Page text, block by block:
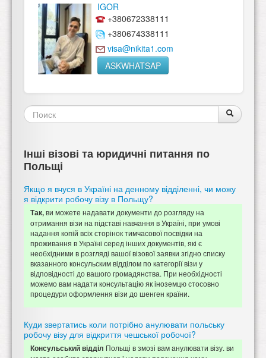
IGOR
+380672338111
+380674338111
visa@nikita1.com
ASKWHATSAP
Форма
поиска
Поиск
Інші візові та юридичні питання по
Польщі
Якщо я вчуся в Україні на денному відділенні, чи можу
я відкрити робочу візу в Польщу?
Так,ви можете надавати документи до розгляду на
отримання візи на підставі навчання в Україні, при умові
надання копій всіх сторінок тимчасової посвідки на
проживання в Україні серед інших документів, які є
необхідними в розгляді вашої візової заявки згідно списку
вказанного консульским відділом по категорії візи у
відповідності до вашого громадянства. При необхідності
можемо вам надати консультацію як іноземцю стосовно
процедури оформлення візи до шенген країни.
Куди звертатись коли потрібно анулювати польську
робочу візу для відкриття чешської робочої?
Консульський відділ Польщі в змозі вам анулювати візу. ви